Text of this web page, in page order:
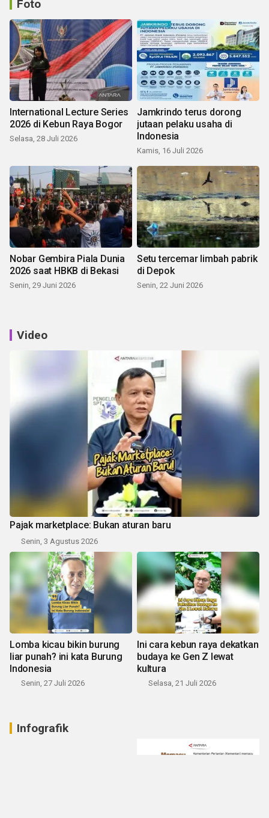
Foto
International Lecture Series
2026 di Kebun Raya Bogor
Selasa, 28 Juli 2026
Jamkrindo terus dorong
jutaan pelaku usaha di
Indonesia
Kamis, 16 Juli 2026
Nobar Gembira Piala Dunia
2026 saat HBKB di Bekasi
Senin, 29 Juni 2026
Setu tercemar limbah pabrik
di Depok
Senin, 22 Juni 2026
Video
Pajak marketplace: Bukan aturan baru
Senin, 3 Agustus 2026
Lomba kicau bikin burung
liar punah? ini kata Burung
Indonesia
Senin, 27 Juli 2026
Ini cara kebun raya dekatkan
budaya ke Gen Z lewat
kultura
Selasa, 21 Juli 2026
Infografik